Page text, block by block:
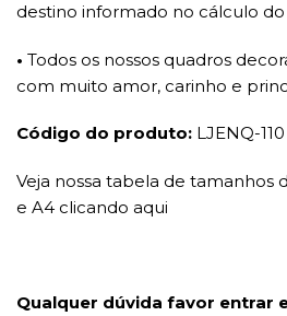
destino informado no cálculo
• Todos os nossos quadros
com muito amor, carinho e
Código do produto: LJENQ-110
Veja nossa tabela de tamanhos
e A4 clicando aqui
Qualquer dúvida favor entrar